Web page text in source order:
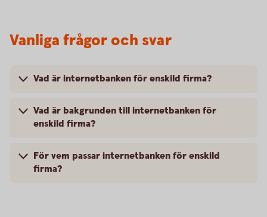
Vanliga frågor och svar
Vad är internetbanken för enskild firma?
Vad är bakgrunden till internetbanken för
enskild firma?
För vem passar internetbanken för enskild
firma?